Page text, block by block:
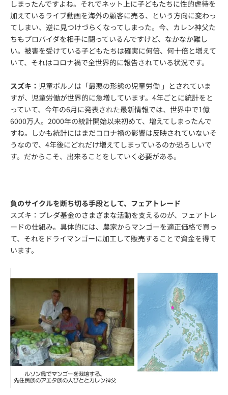
しまったんですよね。それでネット上に子どもたちに性的虐待を
加えているライブ動画を海外の顧客に売る、という方向に変わっ
てしまい、逆に見つけづらくなってしまった。今、カレン神父た
ちもプロバイダを相手に闘っているんですけど、なかなか難し
い。被害を受けている子どもたちは確実に何倍、何十倍と増えて
いて、それはコロナ禍で全世界的に報告されている状況です。
スズキ： 児童ポルノは「最悪の形態の児童労働 」とされていま
すが、児童労働が世界的に急増しています。4年ごとに統計をと
っていて、今年の6月に発表された最新情報では、世界中で1億
6000万人。2000年の統計開始以来初めて、増えてしまったんで
すね。しかも統計にはまだコロナ禍の影響は反映されていないそ
うなので、4年後にどれだけ増えてしまっているのか恐ろしいで
す。だからこそ、出来ることをしていく必要がある。
負のサイクルを断ち切る手段として、フェアトレード
スズキ：プレダ基金のさまざまな活動を支えるのが、フェアトレ
ードの仕組み。具体的には、農家からマンゴーを適正価格で買っ
て、それをドライマンゴーに加工して販売することで資金を得て
います。